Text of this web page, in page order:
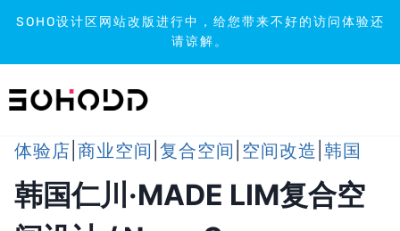
SOHO设计区网站改版进行中，给您带来不好的访问体验还
请谅解。
到
体验店 商业空间 复合空间 空间改造 韩国
韩国仁川·MADE LIM复合空